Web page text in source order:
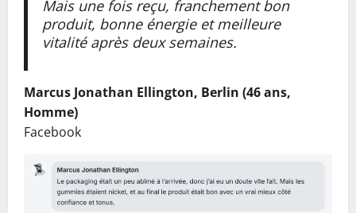
Mais une fois reçu, franchement bon
produit, bonne énergie et meilleure
vitalité après deux semaines.
Marcus Jonathan Ellington, Berlin (46 ans,
Homme)
Facebook